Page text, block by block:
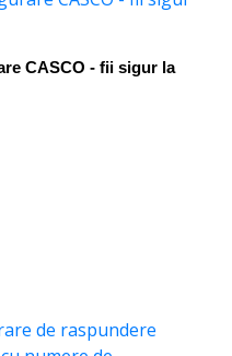
CASCO - fii sigur la